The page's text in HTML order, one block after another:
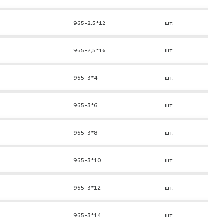
965-2,5*12 шт.
965-2,5*16 шт.
965-3*4 шт.
965-3*6 шт.
965-3*8 шт.
965-3*10 шт.
965-3*12 шт.
965-3*14 шт.